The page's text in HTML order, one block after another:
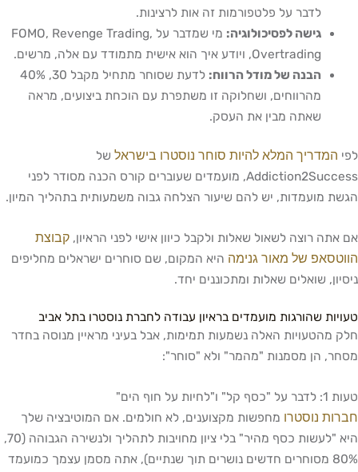
לדבר על פלטפורמות זה אות לרצינות.
גישה לפסיכולוגיה:
מי שמדבר על FOMO, Revenge Trading,
Overtrading, ויודע איך הוא אישית מתמודד עם אלה, מרשים.
הבנה של מודל הרווח:
לדעת שסוחר מתחיל מקבל 30, 40%
מהרווחים, ושחלוקה זו משתפרת עם הוכחת ביצועים, מראה
שאתה מבין את העסק.
לפי המדריך המלא להיות סוחר נוסטרו בישראל של
Addiction2Success, מועמדים שעוברים קורס הכנה מסודר לפני
הגשת מועמדות, יש להם שיעור הצלחה גבוה משמעותית בתהליך המיון.
אם אתה רוצה לשאול שאלות ולקבל כיוון אישי לפני הראיון, קבוצת
הווטסאפ של מאור גנימה היא המקום, שם סוחרים ישראלים מחליפים
ניסיון, שואלים שאלות ומתכוננים יחד.
טעויות שהורגות מועמדים בראיון עבודה לחברת נוסטרו בתל אביב
חלק מהטעויות האלה נשמעות תמימות, אבל בעיני מראיין מנוסה בחדר
מסחר, הן מסמנות "מהמר" ולא "סוחר":
טעות 1: לדבר על "כסף קל" ו"לחיות על חוף הים"
חברות נוסטרו מחפשות מקצוענים, לא חולמים. אם המוטיבציה שלך
היא "לעשות כסף מהיר" בלי ציון מחויבות לתהליך ולנשירה הגבוהה (70,
80% מסוחרים חדשים נושרים תוך שנתיים), אתה מסמן עצמך כמועמד